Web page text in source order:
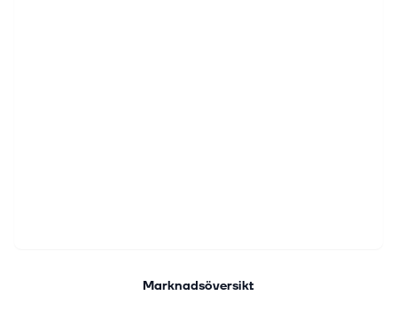
Marknadsöversikt